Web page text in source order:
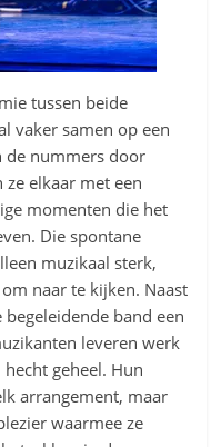
tussen beide
vaker samen op een
de nummers door
ze elkaar met een
momenten die het
Die spontane
muzikaal sterk,
naar te kijken. Naast
band een
leveren werk
geheel. Hun
arrangement, maar
waarmee ze